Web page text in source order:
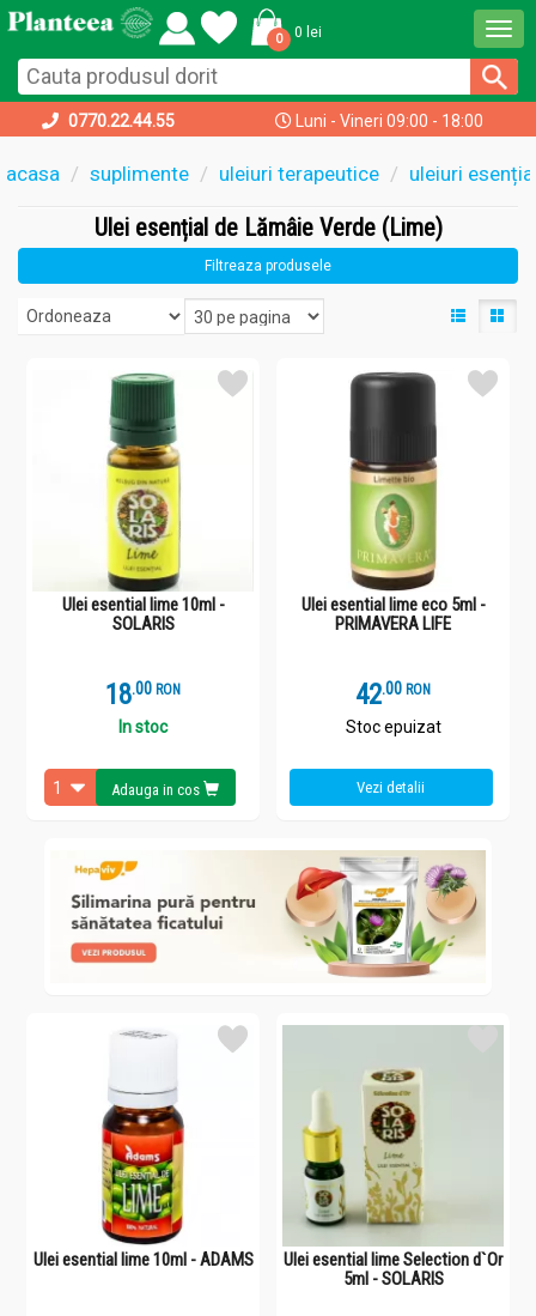
0 0 lei
0770.22.44.55 Luni - Vineri 09:00 - 18:00
acasa suplimente uleiuri terapeutice uleiuri
Ulei esențial de Lămâie Verde (Lime)
Filtreaza produsele
Ulei esential lime 10ml -
SOLARIS
18.0 RON
In stoc
Adauga in cos
Ulei esential lime eco 5ml -
PRIMAVERA LIFE
42.0 RON
Stoc epuizat
Vezi detalii
Ulei esential lime 10ml - ADAMS
Ulei esential lime Selection d`Or
5ml - SOLARIS